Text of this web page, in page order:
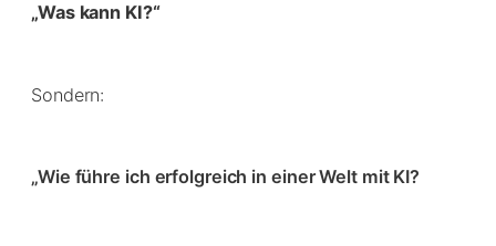
„Was kann KI?“
Sondern:
„Wie führe ich erfolgreich in einer Welt mit KI?